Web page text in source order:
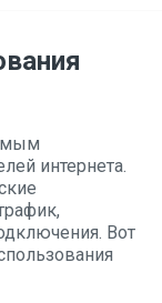
интернета.
Вот